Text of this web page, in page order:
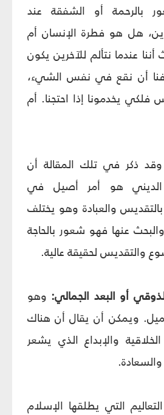
بالرحمة أو الشفقة عند
هل هو فطرة الإنسان أم
عندما نتألم للآخرين يكون
أن نقع في نفس الشي‏ء،
فلكي يخدمونا إذا احتجنا. أم
وقد ذكر في تلك المقالة أن
الديني هو أمر أصيل في
بالتقديس والعبادة وهو يختلف
عنها فهو شعور بالحاجة
والتقديس لحقيقة عالية.
وهو
ويمكن أن يقال أن هناك
والإبداع الذي يشعر
والسعادة.
التي يطلقها الإسلام